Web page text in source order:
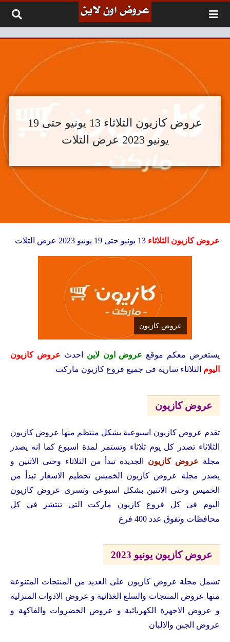
عروض كازيون الثلاثاء 13 يونيو حتى 19
يونيو 2023 عرض التلات
عروض كازيون الثلاثاء
عروض كازيون
يستعرض معكم موقع عروض اون لاين احدث عروض كازيون
اليوم الثلاثاء سارية فى جميع فروع كازيون ماركت
عروض كازيون
تقدم عروض كازيون اسبوعية بشكل منتظم منها عروض كازيون
الثلاثاء تصدر كل يوم ثلاثاء وتستمر لمدة اسبوع كما انه يصدر
مجلة عروض كازيون الجديدة تبدأ من الثلاثاء وحتى الاثنين و
يصدر مجلة عروض كازيون الخميس تحطيم الاسعار تبدأ من
الخميس وحتى الاثنين بشكل اسبوعى وتسرى عروض كازيون
اليوم فى كل فروع كازيون ماركت التى تنتشر فى كل
محافظات وتفوق عدد 400 فرع
عروض كازيون يونيو 2023
تشمل مجلة عروض كازيون على العديد من المنتجات المتنوعة
منها عروض المنتجات والسلع الغذائية و عروض الادوات المنزلية
و عروض الاجهزة الكهربائية و عروض الخضروات والفاكهة و
عروض الجبن والالبان